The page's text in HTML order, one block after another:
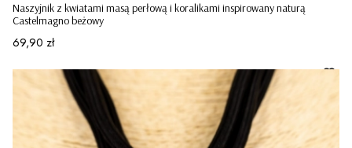
Naszyjnik z kwiatami masą perłową i koralikami inspirowany naturą
Castelmagno beżowy
Cena
69,90 zł